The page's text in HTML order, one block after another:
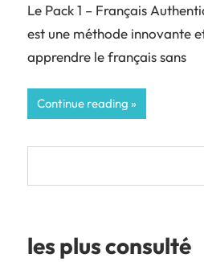
Le Pack 1 – Français
est une méthode innovante
apprendre le français sans
Continue reading
les plus consulté